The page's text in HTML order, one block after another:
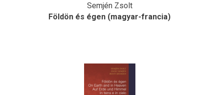
Semjén Zsolt
Földön és égen (magyar-francia)